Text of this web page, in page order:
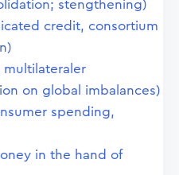
stengthening)
credit, consortium
multilateraler
on global imbalances)
spending,
in the hand of